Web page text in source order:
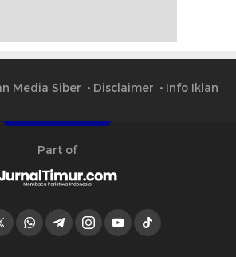
Media Siber Disclaimer Info Iklan
Part of